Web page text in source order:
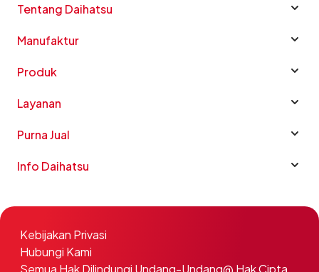
Tentang Daihatsu
Manufaktur
Produk
Layanan
Purna Jual
Info Daihatsu
Semua Hak Dilindungi Undang-Undang@ Hak Cipta
Kebijakan Privasi
Hubungi Kami